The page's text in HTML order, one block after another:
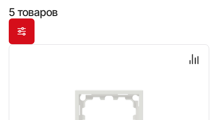
5 товаров